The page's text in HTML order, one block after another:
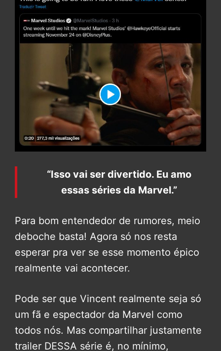
“Isso vai ser divertido. Eu amo
essas séries da Marvel.”
Para bom entendedor de rumores, meio
deboche basta! Agora só nos resta
esperar pra ver se esse momento épico
realmente vai acontecer.
Pode ser que Vincent realmente seja só
um fã e espectador da Marvel como
todos nós. Mas compartilhar justamente
trailer DESSA série é, no mínimo,